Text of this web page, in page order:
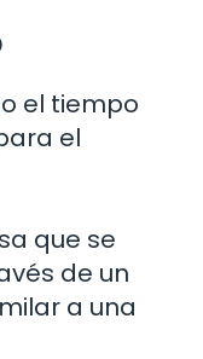
el tiempo
el
que se
de un
a una